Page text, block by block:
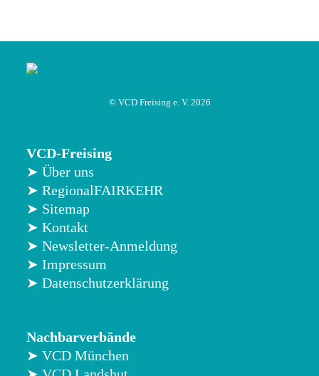
© VCD Freising e. V. 2026
VCD-Freising
➤ Über uns
➤ RegionalFAIRKEHR
➤ Sitemap
➤ Kontakt
➤ Newsletter-Anmeldung
➤ Impressum
➤ Datenschutzerklärung
Nachbarverbände
➤ VCD München